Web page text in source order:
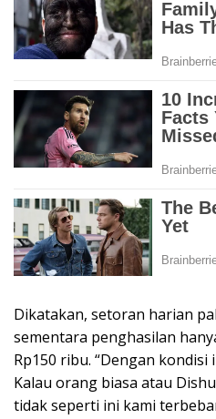
Dikatakan, setoran harian
sementara penghasilan
Rp150 ribu. “Dengan
Kalau orang biasa atau
tidak seperti ini kami